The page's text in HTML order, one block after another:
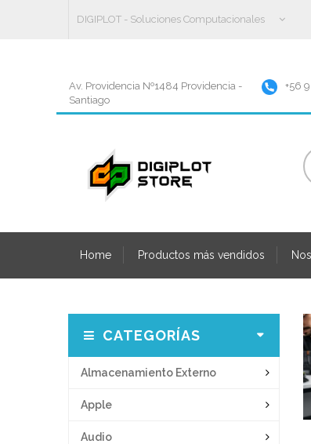
DIGIPLOT - Soluciones Computacionales
Av. Providencia Nº1484 Providencia -
Santiago
+56
Home Productos más vendidos
CATEGORÍAS
Almacenamiento Externo
Apple
Audio